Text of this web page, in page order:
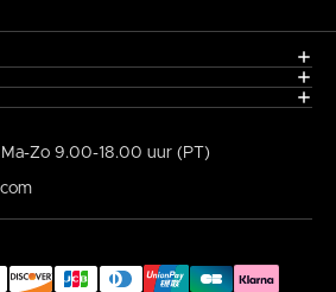
Ma-Zo 9.00-18.00 uur (PT)